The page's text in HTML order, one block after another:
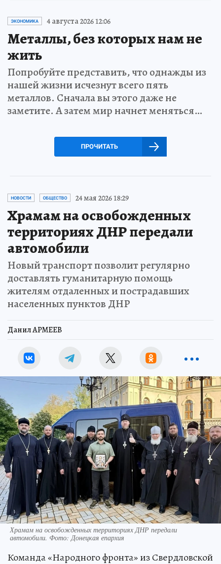
ЭКОНОМИКА 4 августа 2026 12:06
Металлы, без которых нам не
жить
Попробуйте представить, что однажды из
нашей жизни исчезнут всего пять
металлов. Сначала вы этого даже не
заметите. А затем мир начнет меняться…
ПРОЧИТАТЬ
НОВОСТИ ОБЩЕСТВО 24 мая 2026 18:29
Храмам на освобожденных
территориях ДНР передали
автомобили
Новый транспорт позволит регулярно
доставлять гуманитарную помощь
жителям отдаленных и пострадавших
населенных пунктов ДНР
Данил АРМЕЕВ
Храмам на освобожденных территориях ДНР передали
автомобили. Фото: Донецкая епархия
Команда «Народного фронта» из Свердловской